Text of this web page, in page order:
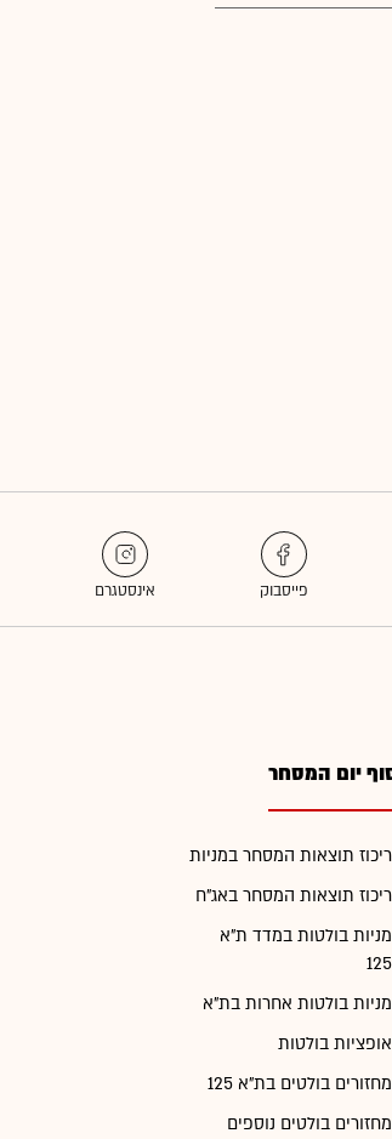
יום המסחר
ריכוז תוצאות המסחר במניות
ריכוז תוצאות המסחר באג"ח
מניות בולטות במדד ת"א
125
מניות בולטות אחרות בת"א
אופציות בולטות
מחזורים בולטים בת"א 125
מחזורים בולטים נוספים